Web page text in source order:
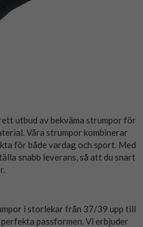
utbud av bekväma strumpor för
Våra strumpor kombinerar
för både vardag och sport. Med
snabb leverans, så att du snart
i storlekar från 37/39 upp till
passformen. Vi erbjuder